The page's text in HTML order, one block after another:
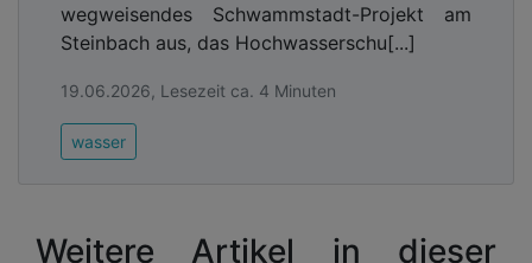
wegweisendes Schwammstadt-Projekt am
Steinbach aus, das Hochwasserschu[...]
19.06.2026, Lesezeit ca. 4 Minuten
wasser
Weitere Artikel in dieser